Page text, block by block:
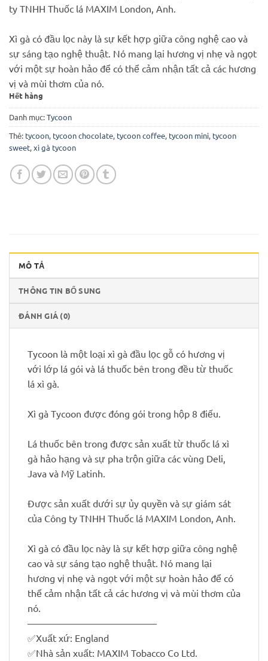
ty TNHH Thuốc lá MAXIM London, Anh.
Xì gà có đầu lọc này là sự kết hợp giữa công nghệ cao và
sự sáng tạo nghệ thuật. Nó mang lại hương vị nhẹ và ngọt
với một sự hoàn hảo để có thể cảm nhận tất cả các hương
vị và mùi thơm của nó.
Hết hàng
Danh mục:Tycoon
Thẻ: tycoon, tycoon chocolate, tycoon coffee, tycoon mini, tycoon
sweet,xì gà tycoon
MÔ TẢ
THÔNG TIN BỔ SUNG
ĐÁNH GIÁ (0)
Tycoon là một loại xì gà đầu lọc gỗ có hương vị
với lớp lá gói và lá thuốc bên trong đều từ thuốc
lá xì gà.
Xì gà Tycoon được đóng gói trong hộp 8 điếu.
Lá thuốc bên trong được sản xuất từ thuốc lá xì
gà hảo hạng và sự pha trộn giữa các vùng Deli,
Java và Mỹ Latinh.
Được sản xuất dưới sự ủy quyền và sự giám sát
của Công ty TNHH Thuốc lá MAXIM London, Anh.
Xì gà có đầu lọc này là sự kết hợp giữa công nghệ
cao và sự sáng tạo nghệ thuật. Nó mang lại
hương vị nhẹ và ngọt với một sự hoàn hảo để có
thể cảm nhận tất cả các hương vị và mùi thơm của
nó.
—————————————–
✅Xuất xứ: England
✅Nhà sản xuất: MAXIM Tobacco Co Ltd.